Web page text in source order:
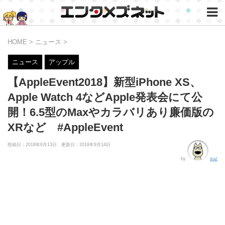
HOME > ニュース >
ニュース アップル
【AppleEvent2018】新型iPhone XS、
Apple Watch 4などApple発表会にて公
開！6.5型のMaxやカラバリあり廉価版の
XRなど #AppleEvent
投稿日：2018年9月13日 更新日： 2018年9月14日
by suz